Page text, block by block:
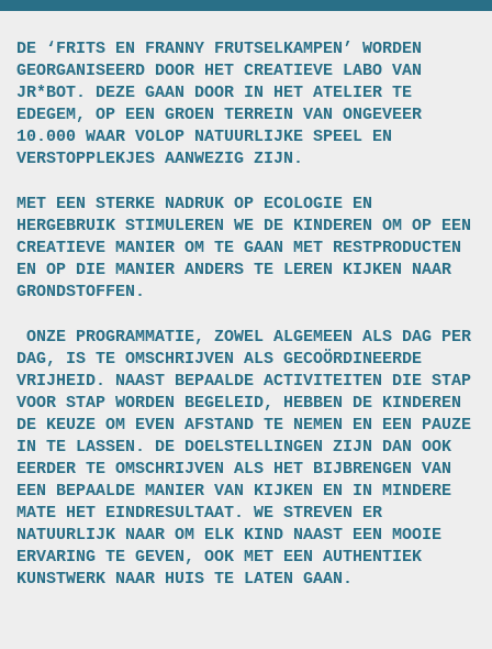
DE ‘FRITS EN FRANNY FRUTSELKAMPEN’ WORDEN
GEORGANISEERD DOOR HET CREATIEVE LABO VAN
JR*BOT. DEZE GAAN DOOR IN HET ATELIER TE
EDEGEM, OP EEN GROEN TERREIN VAN ONGEVEER
10.000 WAAR VOLOP NATUURLIJKE SPEEL EN
VERSTOPPLEKJES AANWEZIG ZIJN.
MET EEN STERKE NADRUK OP ECOLOGIE EN
HERGEBRUIK STIMULEREN WE DE KINDEREN OM OP EEN
CREATIEVE MANIER OM TE GAAN MET RESTPRODUCTEN
EN OP DIE MANIER ANDERS TE LEREN KIJKEN NAAR
GRONDSTOFFEN.
ONZE PROGRAMMATIE, ZOWEL ALGEMEEN ALS DAG PER
DAG, IS TE OMSCHRIJVEN ALS GECOÖRDINEERDE
VRIJHEID. NAAST BEPAALDE ACTIVITEITEN DIE STAP
VOOR STAP WORDEN BEGELEID, HEBBEN DE KINDEREN
DE KEUZE OM EVEN AFSTAND TE NEMEN EN EEN PAUZE
IN TE LASSEN. DE DOELSTELLINGEN ZIJN DAN OOK
EERDER TE OMSCHRIJVEN ALS HET BIJBRENGEN VAN
EEN BEPAALDE MANIER VAN KIJKEN EN IN MINDERE
MATE HET EINDRESULTAAT. WE STREVEN ER
NATUURLIJK NAAR OM ELK KIND NAAST EEN MOOIE
ERVARING TE GEVEN, OOK MET EEN AUTHENTIEK
KUNSTWERK NAAR HUIS TE LATEN GAAN.